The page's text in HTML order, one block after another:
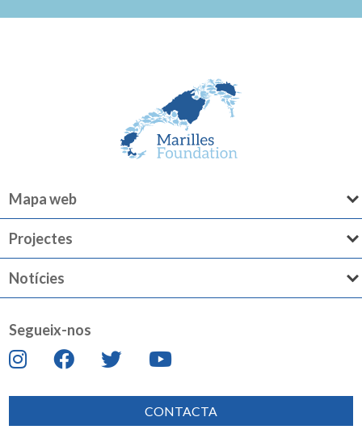
Mapa web
Projectes
Notícies
Segueix-nos
CONTACTA